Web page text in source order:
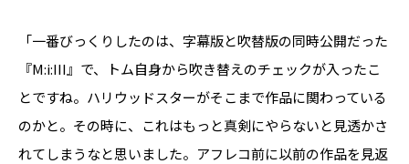
「一番びっくりしたのは、字幕版と吹替版の同時公開だった
『M:i:III』で、トム自身から吹き替えのチェックが入ったこ
とですね。ハリウッドスターがそこまで作品に関わっている
のかと。その時に、これはもっと真剣にやらないと見透かさ
れてしまうなと思いました。アフレコ前に以前の作品を見返